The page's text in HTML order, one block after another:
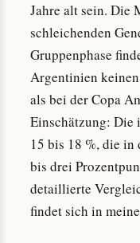
Jahre alt sein. Die
schleichenden
Gruppenphase
Argentinien
als bei der Copa
Einschätzung:
15 bis 18 %, die in
bis drei
detaillierte
findet sich in